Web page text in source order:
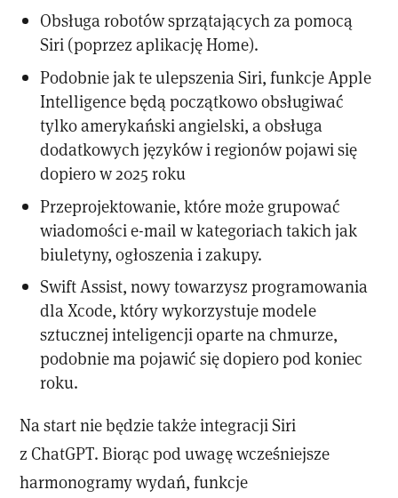
Obsługa robotów sprzątających za pomocą
Siri (poprzez aplikację Home).
Podobnie jak te ulepszenia Siri, funkcje Apple
Intelligence będą początkowo obsługiwać
tylko amerykański angielski, a obsługa
dodatkowych języków i regionów pojawi się
dopiero w 2025 roku
Przeprojektowanie, które może grupować
wiadomości e-mail w kategoriach takich jak
biuletyny, ogłoszenia i zakupy.
Swift Assist, nowy towarzysz programowania
dla Xcode, który wykorzystuje modele
sztucznej inteligencji oparte na chmurze,
podobnie ma pojawić się dopiero pod koniec
roku.
Na start nie będzie także integracji Siri
z ChatGPT. Biorąc pod uwagę wcześniejsze
harmonogramy wydań, funkcje